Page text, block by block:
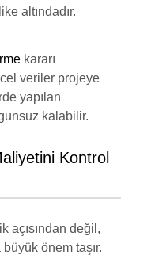
altındadır.
kararı
veriler projeye
yapılan
kalabilir.
Kontrol
açısından değil,
önem taşır.